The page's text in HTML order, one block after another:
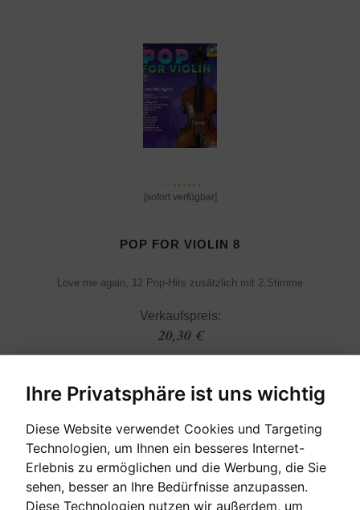
Ihre Privatsphäre ist uns wichtig
Diese Website verwendet Cookies und Targeting
Technologien, um Ihnen ein besseres Internet-
Erlebnis zu ermöglichen und die Werbung, die Sie
sehen, besser an Ihre Bedürfnisse anzupassen.
Diese Technologien nutzen wir außerdem, um
[sofort verfügbar]
POP FOR VIOLIN 8
Love me again, 12 Pop-Hits zusätzlich mit 2.Stimme
Verkaufspreis:
20,30 €